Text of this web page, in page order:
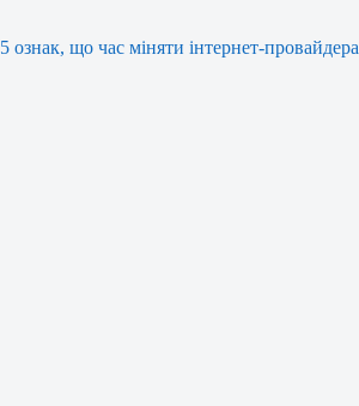
5 ознак, що час міняти інтернет-провайдера